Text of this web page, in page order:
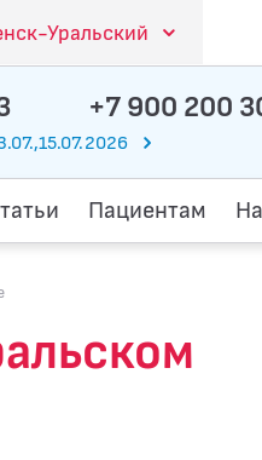
Уральский
+7 900 200
Пациентам